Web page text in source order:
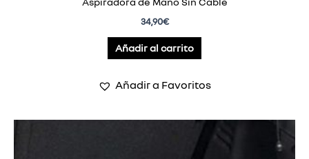
34,90€
Añadir al carrito
Añadir a Favoritos